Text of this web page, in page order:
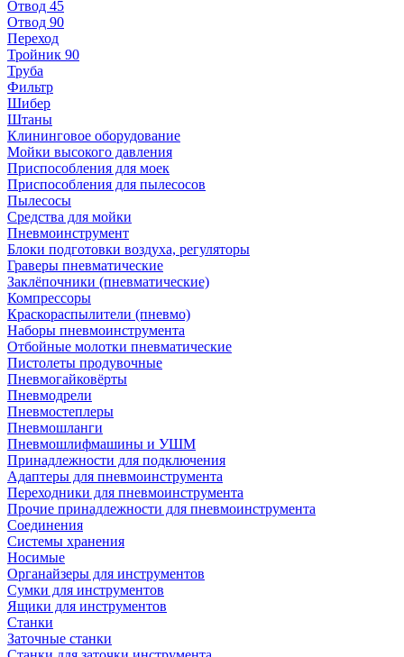
Отвод 45
Отвод 90
Переход
Тройник 90
Труба
Фильтр
Шибер
Штаны
Клининговое оборудование
Мойки высокого давления
Приспособления для моек
Приспособления для пылесосов
Пылесосы
Средства для мойки
Пневмоинструмент
Блоки подготовки воздуха, регуляторы
Граверы пневматические
Заклёпочники (пневматические)
Компрессоры
Краскораспылители (пневмо)
Наборы пневмоинструмента
Отбойные молотки пневматические
Пистолеты продувочные
Пневмогайковёрты
Пневмодрели
Пневмостеплеры
Пневмошланги
Пневмошлифмашины и УШМ
Принадлежности для подключения
Адаптеры для пневмоинструмента
Переходники для пневмоинструмента
Прочие принадлежности для пневмоинструмента
Соединения
Системы хранения
Носимые
Органайзеры для инструментов
Сумки для инструментов
Ящики для инструментов
Станки
Заточные станки